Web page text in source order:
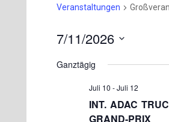
Veranstaltungen
7/11/2026
wählen.
Ganztägig
Juli 10 -Juli 12
INT. ADAC
GRAND-PRIX